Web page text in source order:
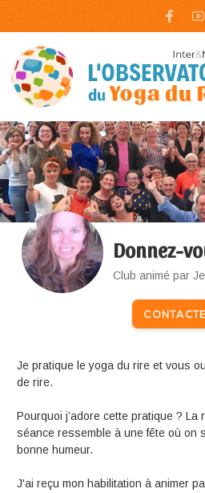
Donnez-
Club animé par
Je pratique le yoga du rire et vous
de rire.
Pourquoi j’adore cette pratique ?
séance ressemble à une fête où on
bonne humeur.
J'ai reçu mon habilitation à animer